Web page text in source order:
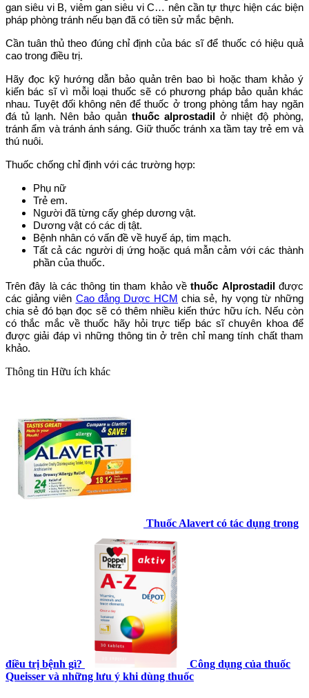
gan siêu vi B, viêm gan siêu vi C… nên cần tự thực hiện các biện
pháp phòng tránh nếu bạn đã có tiền sử mắc bệnh.
Cần tuân thủ theo đúng chỉ định của bác sĩ để thuốc có hiệu quả
cao trong điều trị.
Hãy đọc kỹ hướng dẫn bảo quản trên bao bì hoặc tham khảo ý
kiến bác sĩ vì mỗi loại thuốc sẽ có phương pháp bảo quản khác
nhau. Tuyệt đối không nên để thuốc ở trong phòng tắm hay ngăn
đá tủ lạnh. Nên bảo quản thuốc alprostadilở nhiệt độ phòng,
tránh ẩm và tránh ánh sáng. Giữ thuốc tránh xa tầm tay trẻ em và
thú nuôi.
Thuốc chống chỉ định với các trường hợp:
Phụ nữ
Trẻ em.
Người đã từng cấy ghép dương vật.
Dương vật có các dị tật.
Bệnh nhân có vấn đề về huyế áp, tim mạch.
Tất cả các người dị ứng hoặc quá mẫn cảm với các thành
phần của thuốc.
Trên đây là các thông tin tham khảo vềthuốc Alprostadilđược
các giảng viên Cao đẳng Dược HCM chia sẻ, hy vọng từ những
chia sẻ đó bạn đọc sẽ có thêm nhiều kiến thức hữu ích. Nếu còn
có thắc mắc về thuốc hãy hỏi trực tiếp bác sĩ chuyên khoa để
được giải đáp vì những thông tin ở trên chỉ mang tính chất tham
khảo.
Thông tin Hữu ích khác
Thuốc Alavert có tác dụng trong
điều trị bệnh gì?
Công dụng của thuốc
Queisser và những lưu ý khi dùng thuốc